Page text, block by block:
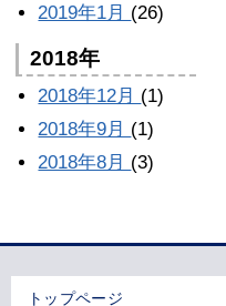
2019年1月 (26)
2018年
2018年12月 (1)
2018年9月 (1)
2018年8月 (3)
トップページ